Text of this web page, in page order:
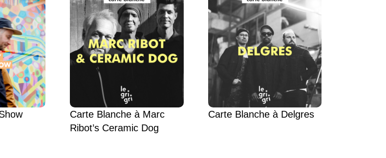
Carte Blanche à Marc
Ribot’s Ceramic Dog
Carte Blanche à Delgres